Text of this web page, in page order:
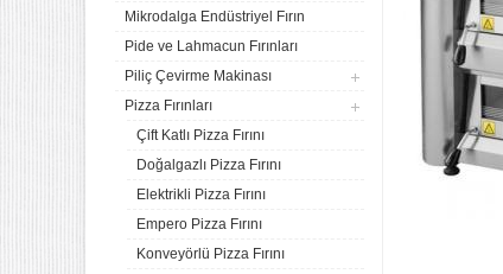
Mikrodalga Endüstriyel Fırın
Pide ve Lahmacun Fırınları
Piliç Çevirme Makinası
Pizza Fırınları
Çift Katlı Pizza Fırını
Doğalgazlı Pizza Fırını
Elektrikli Pizza Fırını
Empero Pizza Fırını
Konveyörlü Pizza Fırını